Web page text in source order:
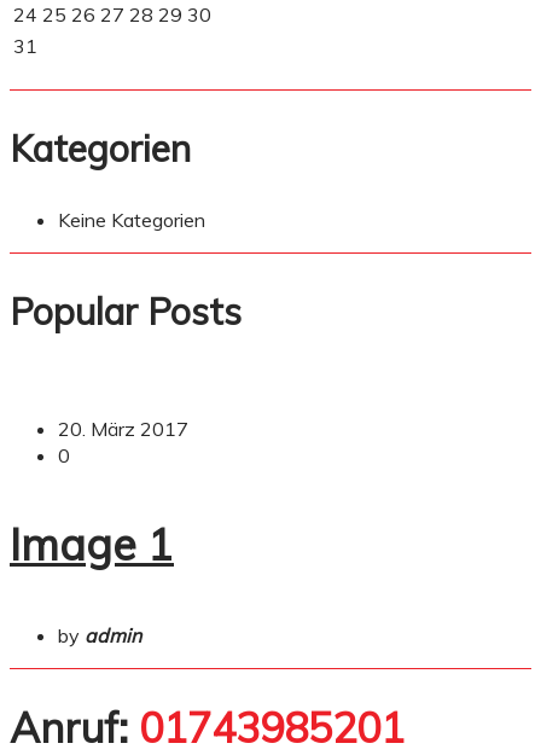
24 25 26 27 28 29 30
31
Kategorien
Keine Kategorien
Popular Posts
20. März 2017
0
Image 1
by admin
Anruf: 01743985201